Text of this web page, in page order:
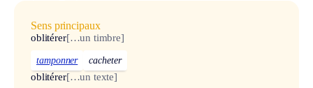
Sens principaux
oblitérer[…un timbre]
tamponner cacheter
oblitérer[…un texte]